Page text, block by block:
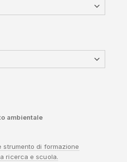
ambientale
strumento di formazione
ricerca e scuola.